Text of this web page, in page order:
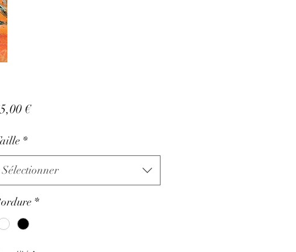
€Prix
*
Sélectionner
*